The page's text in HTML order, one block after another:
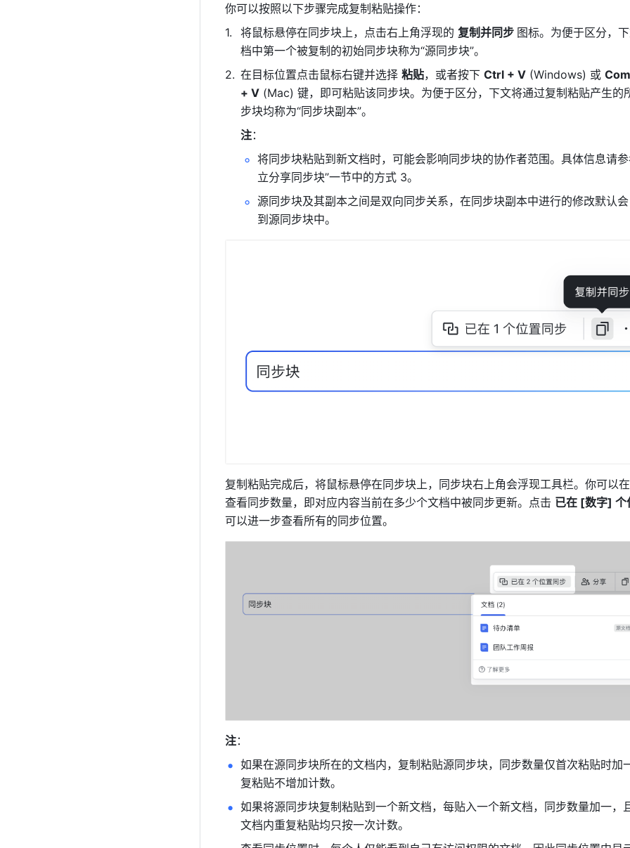
你可以按照以下步骤完成复制粘贴操作：
将鼠标悬停在同步块上，点击右上角浮现的 复制并同步 图标。为便于区分，
档中第一个被复制的初始同步块称为“源同步块”。
在目标位置点击鼠标右键并选择 粘贴，或者按下 Ctrl + V (Windows) 或
+ V (Mac) 键，即可粘贴该同步块。为便于区分，下文将通过复制粘贴产生的
步块均称为“同步块副本”。
注：
将同步块粘贴到新文档时，可能会影响同步块的协作者范围。具体信息请
立分享同步块”一节中的方式 3。
源同步块及其副本之间是双向同步关系，在同步块副本中进行的修改默认
到源同步块中。
复制粘贴完成后，将鼠标悬停在同步块上，同步块右上角会浮现工具栏。你可以
查看同步数量，即对应内容当前在多少个文档中被同步更新。点击
可以进一步查看所有的同步位置。
注：
如果在源同步块所在的文档内，复制粘贴源同步块，同步数量仅首次粘贴时加
复粘贴不增加计数。
如果将源同步块复制粘贴到一个新文档，每贴入一个新文档，同步数量加一，
文档内重复粘贴均只按一次计数。